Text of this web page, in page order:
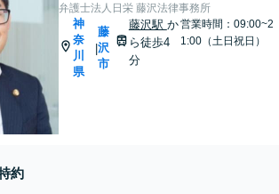
弁護士法人日栄 藤沢法律事務所
神
奈
川
県
|
藤
沢
市
藤沢駅 か
ら徒歩4
分
営業時間：09:00~2
1:00（土日祝日）
約